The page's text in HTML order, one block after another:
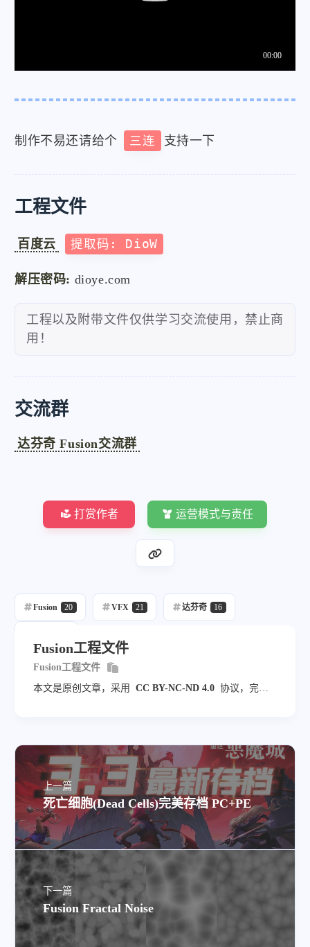
制作不易还请给个 三连 支持一下
工程文件
百度云 提取码: DioW
解压密码: dioye.com
工程以及附带文件仅供学习交流使用，禁止商
用！
交流群
达芬奇 Fusion交流群
打赏作者 运营模式与责任
Fusion 20 VFX 21 达芬奇 16
Fusion工程文件
Fusion工程文件
本文是原创文章，采用
CC BY-NC-ND 4.0 协议，完整
上一篇
死亡细胞(Dead Cells)完美存档 PC+PE
下一篇
Fusion Fractal Noise